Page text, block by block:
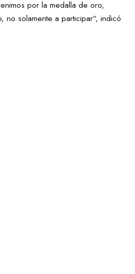
por la medalla de oro,
no solamente a participar”, indicó